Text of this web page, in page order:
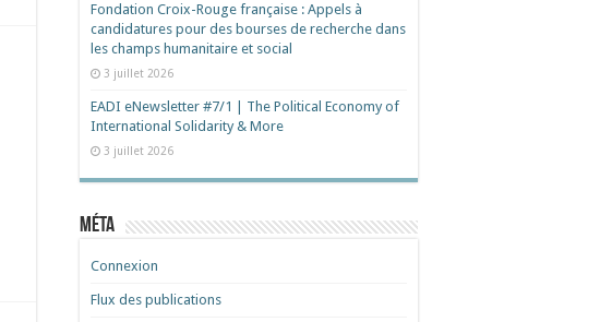
Fondation Croix-Rouge française : Appels à
candidatures pour des bourses de recherche dans
les champs humanitaire et social
3 juillet 2026
EADI eNewsletter #7/1 | The Political Economy of
International Solidarity & More
3 juillet 2026
Méta
Connexion
Flux des publications